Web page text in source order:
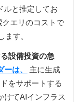
ルと推定してお
クエリのコストで
ます。
設備投資の急
は、
主に生成
をサポートする
けてAIインフラス